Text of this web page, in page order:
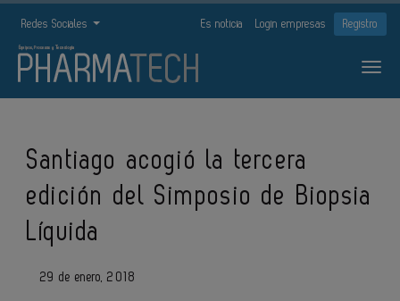
Redes Sociales Es noticia Login empresas Registro
Santiago acogió la tercera
edición del Simposio de Biopsia
Líquida
29 de enero, 2018